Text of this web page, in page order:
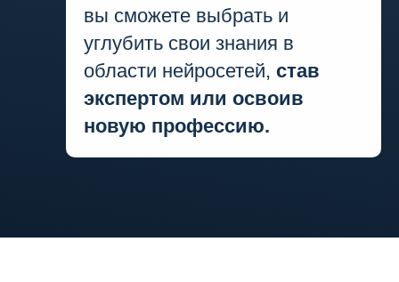
вы сможете выбрать и
углубить свои знания в
области нейросетей, став
экспертом или освоив
новую профессию.